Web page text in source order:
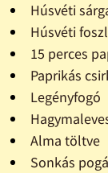
Húsvéti
Húsvéti
15 perces
Paprikás
Legényfogó
Alma töltve
Sonkás